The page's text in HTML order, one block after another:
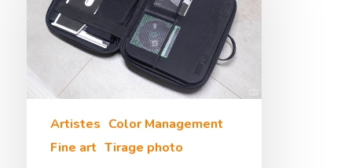
Artistes Color Management
Fine art Tirage photo